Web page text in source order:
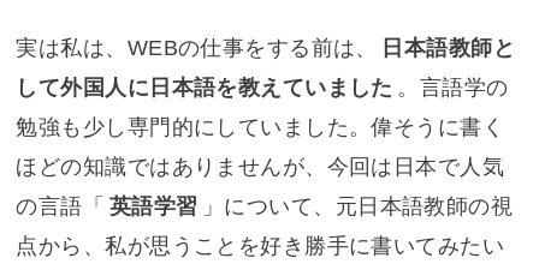
実は私は、WEBの仕事をする前は、
日本語教師と
して外国人に日本語を教えていました 。言語学の
勉強も少し専門的にしていました。偉そうに書く
ほどの知識ではありませんが、今回は日本で人気
の言語「 英語学習 」について、元日本語教師の視
点から、私が思うことを好き勝手に書いてみたい